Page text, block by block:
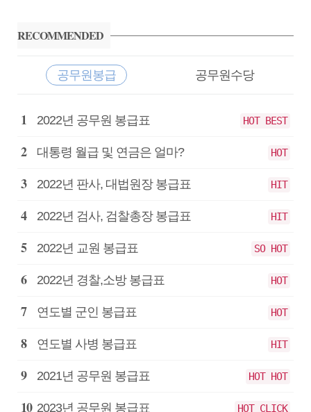
RECOMMENDED
공무원봉급 공무원수당
공
원
급
2022년 공무원 봉급표 HOT BEST
대통령 월급 및 연금은 얼마? HOT
2022년 판사, 대법원장 봉급표 HIT
2022년 검사, 검찰총장 봉급표 HIT
2022년 교원 봉급표 SO HOT
2022년 경찰,소방 봉급표 HOT
연도별 군인 봉급표 HOT
연도별 사병 봉급표 HIT
2021년 공무원 봉급표 HOT HOT
2023년 공무원 봉급표 HOT CLICK